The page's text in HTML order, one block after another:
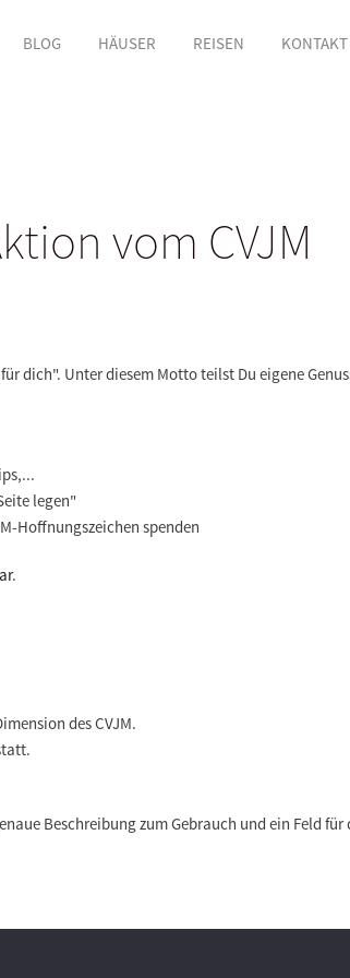
BLOG HÄUSER REISEN KONTAKT
vom CVJM
dich". Unter diesem Motto teilst Du eigene
legen"
Hoffnungszeichen spenden
.
des CVJM.
Beschreibung zum Gebrauch und ein Feld für